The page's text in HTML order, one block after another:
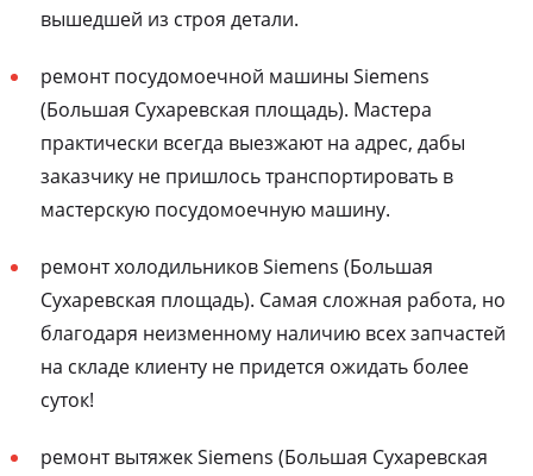
вышедшей из строя детали.
ремонт посудомоечной машины Siemens
(Большая Сухаревская площадь). Мастера
практически всегда выезжают на адрес, дабы
заказчику не пришлось транспортировать в
мастерскую посудомоечную машину.
ремонт холодильников Siemens (Большая
Сухаревская площадь). Самая сложная работа, но
благодаря неизменному наличию всех запчастей
на складе клиенту не придется ожидать более
суток!
ремонт вытяжек Siemens (Большая Сухаревская